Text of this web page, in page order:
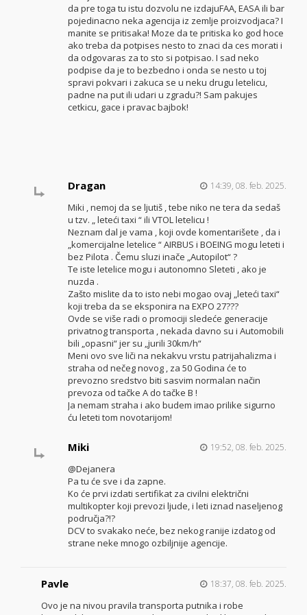
da pre toga tu istu dozvolu ne izdajuFAA, EASA ili bar
pojedinacno neka agencija iz zemlje proizvodjaca? I
manite se pritisaka! Moze da te pritiska ko god hoce
ako treba da potpises nesto to znaci da ces morati i
da odgovaras za to sto si potpisao. I sad neko
podpise da je to bezbedno i onda se nesto u toj
spravi pokvari i zakuca se u neku drugu letelicu,
padne na put ili udari u zgradu?! Sam pakujes
cetkicu, gace i pravac bajbok!
Dragan 14:39, 08. feb. 2025.
Miki , nemoj da se ljutiš , tebe niko ne tera da sedaš
u tzv. „ leteći taxi “ ili VTOL letelicu !
Neznam dal je vama , koji ovde komentarišete , da i
„komercijalne letelice “ AIRBUS i BOEING mogu leteti i
bez Pilota . Čemu sluzi inače „Autopilot“ ?
Te iste letelice mogu i autonomno Sleteti , ako je
nuzda .
Zašto mislite da to isto nebi mogao ovaj „leteći taxi“
koji treba da se eksponira na EXPO 27???
Ovde se više radi o promociji sledeće generacije
privatnog transporta , nekada davno su i Automobili
bili „opasni“ jer su „jurili 30km/h“
Meni ovo sve liči na nekakvu vrstu patrijahalizma i
straha od nečeg novog , za 50 Godina će to
prevozno sredstvo biti sasvim normalan način
prevoza od tačke A do tačke B !
Ja nemam straha i ako budem imao prilike sigurno
ću leteti tom novotarijom!
Miki 19:52, 08. feb. 2025.
@Dejanera
Pa tu će sve i da zapne.
Ko će prvi izdati sertifikat za civilni električni
multikopter koji prevozi ljude, i leti iznad naseljenog
područja?!?
DCV to svakako neće, bez nekog ranije izdatog od
strane neke mnogo ozbiljnije agencije.
Pavle 18:37, 08. feb. 2025.
Ovo je na nivou pravila transporta putnika i robe